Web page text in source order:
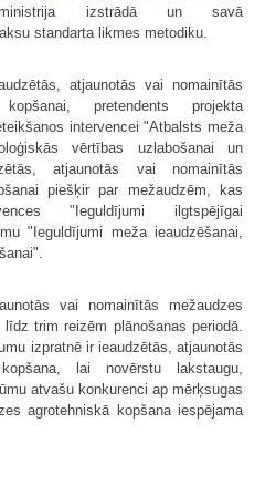
izstrādā un savā
standarta likmes metodiku.
atjaunotās vai nomainītās
pretendents projekta
intervencei "Atbalsts meža
vērtības uzlabošanai un
atjaunotās vai nomainītās
piešķir par mežaudzēm, kas
"Ieguldījumi ilgtspējīgai
"Ieguldījumi meža ieaudzēšanai,
vai nomainītās mežaudzes
trim reizēm plānošanas periodā.
izpratnē ir ieaudzētās, atjaunotās
lai novērstu lakstaugu,
atvašu konkurenci ap mērķsugas
agrotehniskā kopšana iespējama